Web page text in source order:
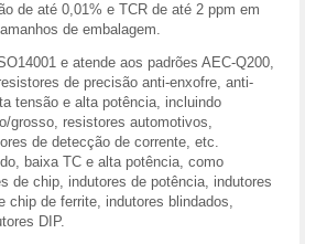
de até 0,01% e TCR de até 2 ppm em
de embalagem.
e atende aos padrões AEC-Q200,
de precisão anti-enxofre, anti-
tensão e alta potência, incluindo
grosso, resistores automotivos,
de detecção de corrente, etc.
baixa TC e alta potência, como
de chip, indutores de potência, indutores
chip de ferrite, indutores blindados,
DIP.